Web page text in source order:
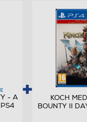
difficoltà
- A
KOCH
BOUNTY II